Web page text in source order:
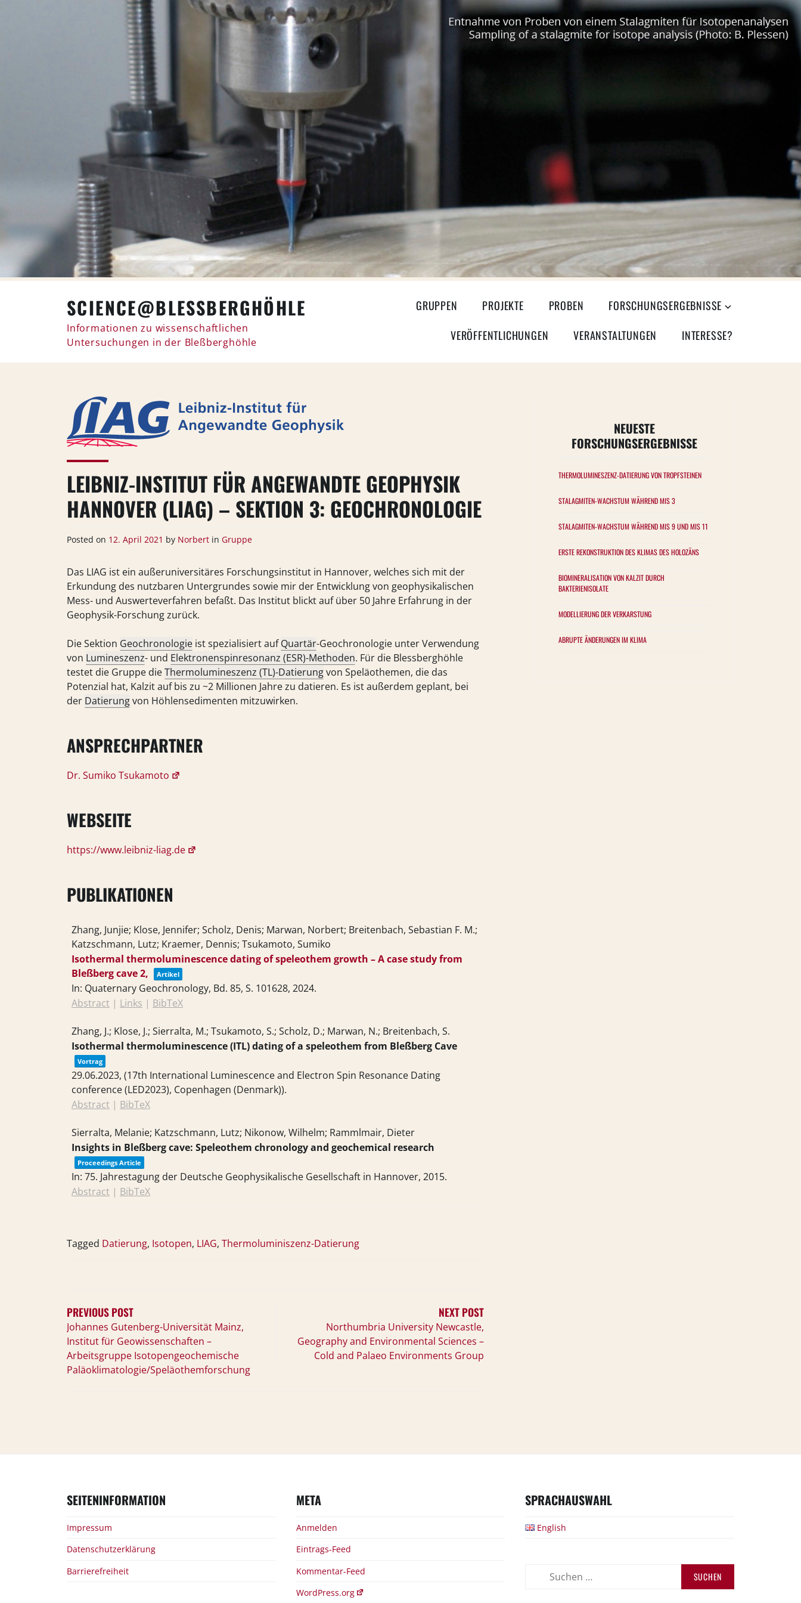
SCIENCE@BLESSBERGHÖHLE
Informationen zu wissenschaftlichen
Untersuchungen in der Bleßberghöhle
GRUPPEN PROJEKTE PROBEN
FORSCHUNGSERGEBNISSE
VERÖFFENTLICHUNGEN
VERANSTALTUNGEN INTERESSE?
LEIBNIZ-INSTITUT FÜR ANGEWANDTE GEOPHYSIK
HANNOVER (LIAG) – SEKTION 3: GEOCHRONOLOGIE
Posted on 12. April 2021 by Norbert in Gruppe
Das LIAG ist ein außeruniversitäres Forschungsinstitut in Hannover, welches sich mit der
Erkundung des nutzbaren Untergrundes sowie mir der Entwicklung von geophysikalischen
Mess- und Auswerteverfahren befaßt. Das Institut blickt auf über 50 Jahre Erfahrung in der
Geophysik-Forschung zurück.
Die Sektion Geochronologie ist spezialisiert aufQuartär-Geochronologie unter Verwendung
von Lumineszenz- und Elektronenspinresonanz (ESR)-Methoden. Für die Blessberghöhle
testet die Gruppe dieThermolumineszenz (TL)-Datierungvon Speläothemen, die das
Potenzial hat, Kalzit auf bis zu ~2 Millionen Jahre zu datieren. Es ist außerdem geplant, bei
der Datierungvon Höhlensedimenten mitzuwirken.
ANSPRECHPARTNER
Dr. Sumiko Tsukamoto
WEBSEITE
https://www.leibniz-liag.de
PUBLIKATIONEN
Zhang, Junjie; Klose, Jennifer; Scholz, Denis; Marwan, Norbert; Breitenbach, Sebastian F. M.;
Katzschmann, Lutz; Kraemer, Dennis; Tsukamoto, Sumiko
Isothermal thermoluminescence dating of speleothem growth – A case study from
Bleßberg cave 2,
Artikel
In: Quaternary Geochronology, Bd. 85, S. 101628, 2024.
Abstract | Links | BibTeX
Zhang, J.; Klose, J.; Sierralta, M.; Tsukamoto, S.; Scholz, D.; Marwan, N.; Breitenbach, S.
Isothermal thermoluminescence (ITL) dating of a speleothem from Bleßberg Cave
Vortrag
29.06.2023, (17th International Luminescence and Electron Spin Resonance Dating
conference (LED2023), Copenhagen (Denmark)).
Abstract | BibTeX
Sierralta, Melanie; Katzschmann, Lutz; Nikonow, Wilhelm; Rammlmair, Dieter
Insights in Bleßberg cave: Speleothem chronology and geochemical research
Proceedings Article
In: 75. Jahrestagung der Deutsche Geophysikalische Gesellschaft in Hannover, 2015.
Abstract | BibTeX
Tagged Datierung, Isotopen, LIAG, Thermoluminiszenz-Datierung
PREVIOUS POST
Johannes Gutenberg-Universität Mainz,
Institut für Geowissenschaften –
Arbeitsgruppe Isotopengeochemische
Paläoklimatologie/Speläothemforschung
NEXT POST
Northumbria University Newcastle,
Geography and Environmental Sciences –
Cold and Palaeo Environments Group
NEUESTE
FORSCHUNGSERGEBNISSE
THERMOLUMINESZENZ-DATIERUNG VON TROPFSTEINEN
STALAGMITEN-WACHSTUM WÄHREND MIS 3
STALAGMITEN-WACHSTUM WÄHREND MIS 9 UND MIS 11
ERSTE REKONSTRUKTION DES KLIMAS DES HOLOZÄNS
BIOMINERALISATION VON KALZIT DURCH
BAKTERIENISOLATE
MODELLIERUNG DER VERKARSTUNG
ABRUPTE ÄNDERUNGEN IM KLIMA
SEITENINFORMATION
Impressum
Datenschutzerklärung
Barrierefreiheit
META
Anmelden
Eintrags-Feed
Kommentar-Feed
WordPress.org
SPRACHAUSWAHL
English